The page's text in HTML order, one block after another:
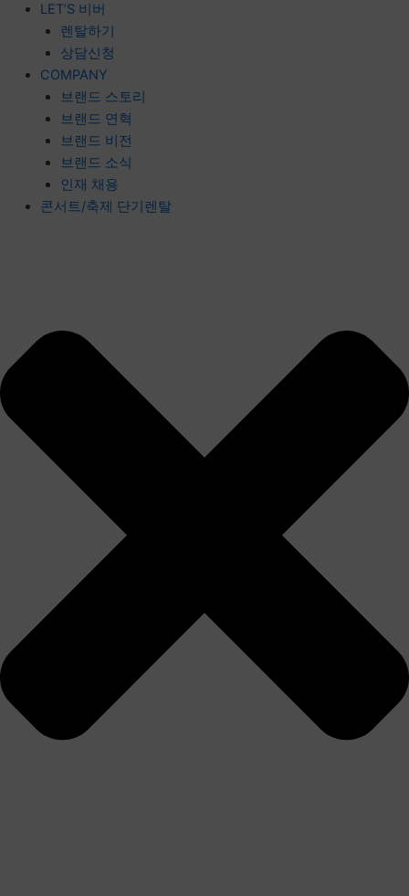
LET’S 비버
렌탈하기
상담신청
COMPANY
브랜드 스토리
브랜드 연혁
브랜드 비전
브랜드 소식
인재 채용
콘서트/축제 단기렌탈